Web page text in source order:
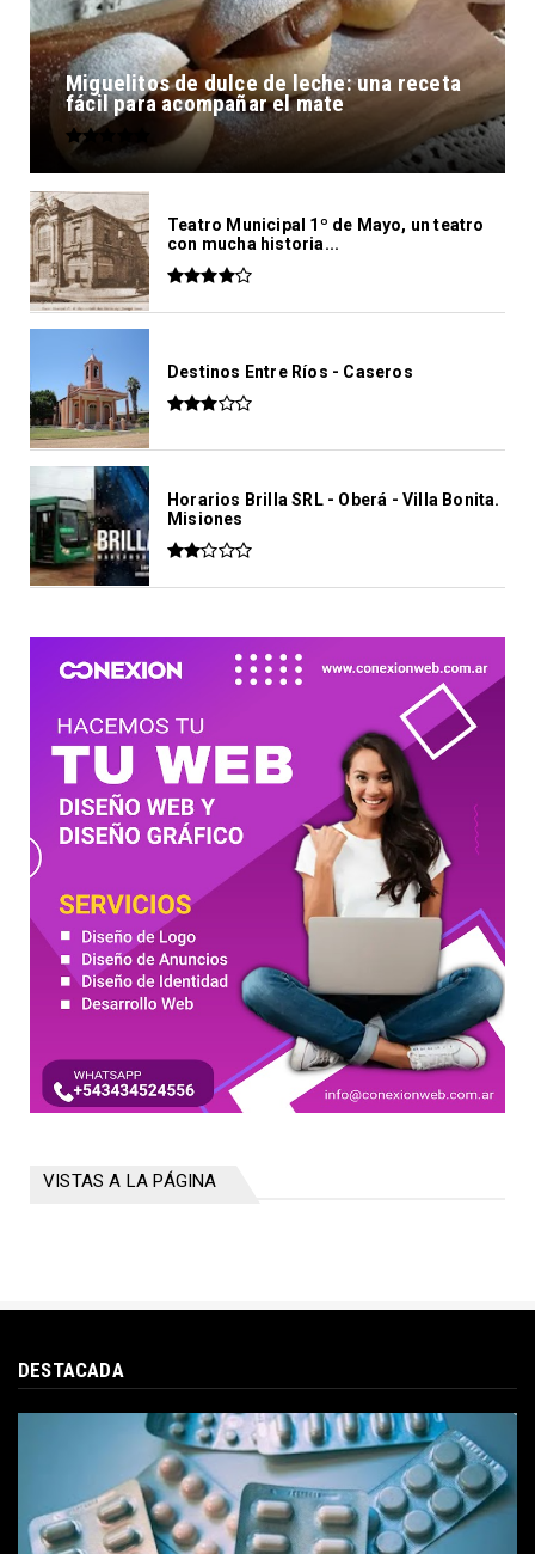
Miguelitos de dulce de leche: una receta
fácil para acompañar el mate
Teatro Municipal 1º de Mayo, un teatro
con mucha historia...
Destinos Entre Ríos - Caseros
Horarios Brilla SRL - Oberá - Villa Bonita.
Misiones
VISTAS A LA PÁGINA
DESTACADA